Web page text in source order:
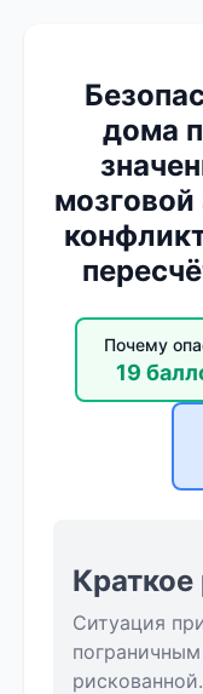
дома
мозговой
Почему
19
Ситуация